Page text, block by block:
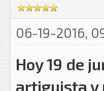
06-19-2016,
Hoy 19 de
artiguista y